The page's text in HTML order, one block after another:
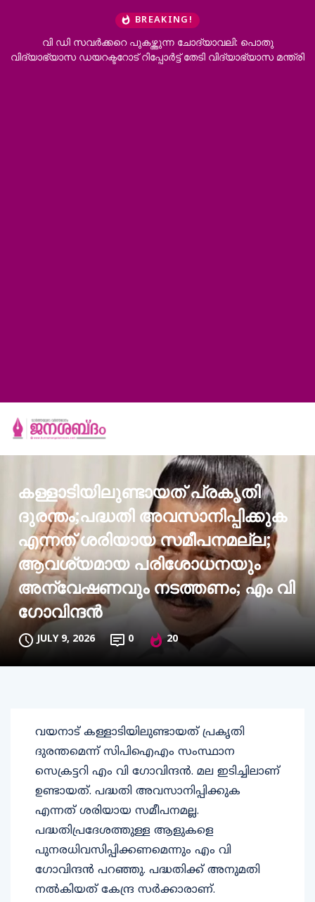
BREAKING!
വി ഡി സവർക്കറെ പുകഴ്ത്തുന്ന ചോദ്യാവലി: പൊതു
വിദ്യാഭ്യാസ ഡയറക്ടറോട് റിപ്പോർട്ട് തേടി വിദ്യാഭ്യാസ മന്ത്രി
കള്ളാടിയിലുണ്ടായത് പ്രകൃതി
ദുരന്തം;പദ്ധതി അവസാനിപ്പിക്കുക
എന്നത് ശരിയായ സമീപനമല്ല;
ആവശ്യമായ പരിശോധനയും
അന്വേഷണവും നടത്തണം; എം വി
ഗോവിന്ദന്‍
JULY 9, 2026 0 20
വയനാട് കള്ളാടിയിലുണ്ടായത് പ്രകൃതി
ദുരന്തമെന്ന് സിപിഐഎം സംസ്ഥാന
സെക്രട്ടറി എം വി ഗോവിന്ദന്‍. മല ഇടിച്ചിലാണ്
ഉണ്ടായത്. പദ്ധതി അവസാനിപ്പിക്കുക
എന്നത് ശരിയായ സമീപനമല്ല.
പദ്ധതിപ്രദേശത്തുള്ള ആളുകളെ
പുനരധിവസിപ്പിക്കണമെന്നും എം വി
ഗോവിന്ദന്‍ പറഞ്ഞു. പദ്ധതിക്ക് അനുമതി
നല്‍കിയത് കേന്ദ്ര സര്‍ക്കാരാണ്.